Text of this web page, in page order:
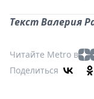
Текст Валерия
Читайте Metro в
Поделиться